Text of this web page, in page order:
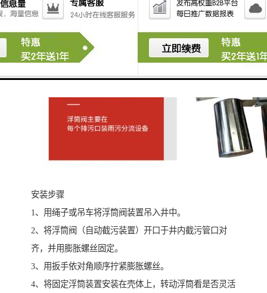
安装步骤
1、用绳子或吊车将浮筒阀装置吊入井中。
2、将浮筒阀（自动截污装置）开口于井内截污管口对
齐，并用膨胀螺丝固定。
3、用扳手依对角顺序拧紧膨胀螺丝。
4、将固定浮筒装置安装在壳体上，转动浮筒看是否灵活